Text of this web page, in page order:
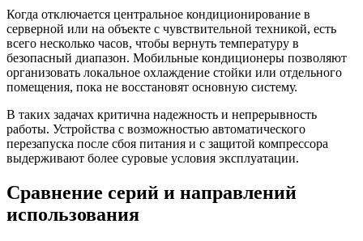
Когда отключается центральное кондиционирование в
серверной или на объекте с чувствительной техникой, есть
всего несколько часов, чтобы вернуть температуру в
безопасный диапазон. Мобильные кондиционеры позволяют
организовать локальное охлаждение стойки или отдельного
помещения, пока не восстановят основную систему.
В таких задачах критична надежность и непрерывность
работы. Устройства с возможностью автоматического
перезапуска после сбоя питания и с защитой компрессора
выдерживают более суровые условия эксплуатации.
Сравнение серий и направлений
использования